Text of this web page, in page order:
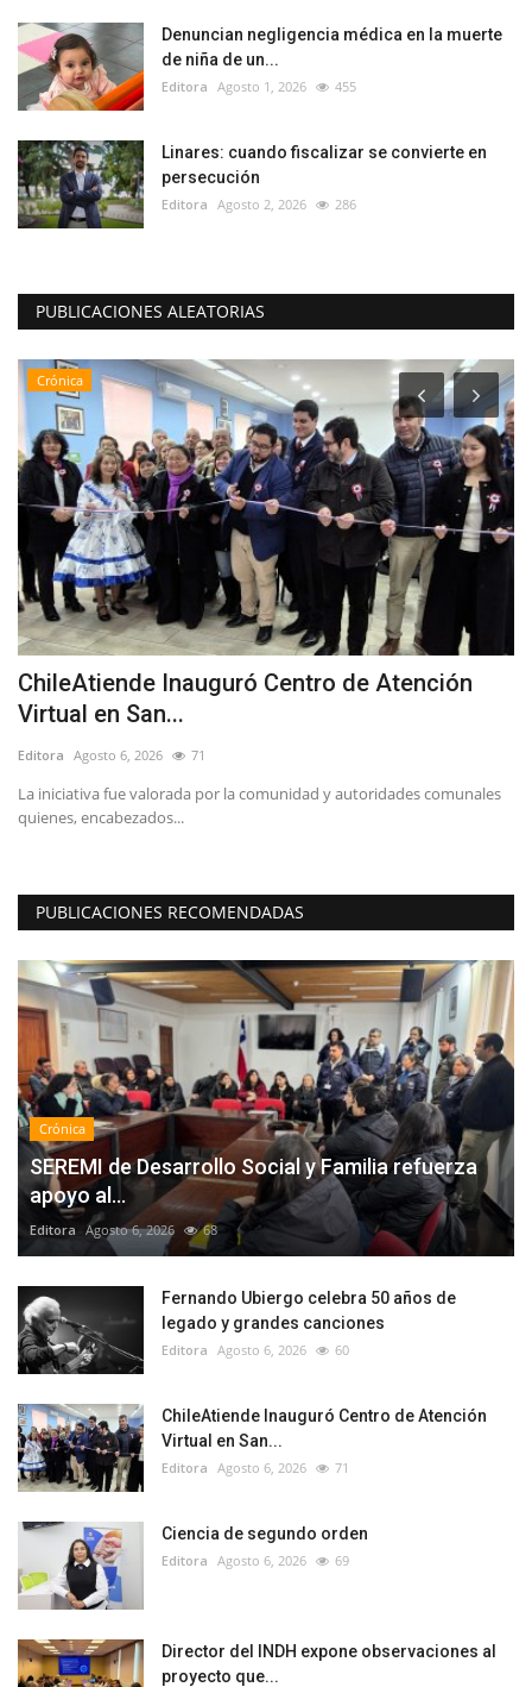
Denuncian negligencia médica en la muerte
de niña de un...
Editora Agosto 1, 2026 455
Linares: cuando fiscalizar se convierte en
persecución
Editora Agosto 2, 2026 286
PUBLICACIONES ALEATORIAS
Crónica
ChileAtiende Inauguró Centro de Atención
Virtual en San...
Editora Agosto 6, 2026 71
La iniciativa fue valorada por la comunidad y autoridades comunales
quienes, encabezados...
PUBLICACIONES RECOMENDADAS
Crónica
SEREMI de Desarrollo Social y Familia refuerza
apoyo al...
Editora Agosto 6, 2026 68
Fernando Ubiergo celebra 50 años de
legado y grandes canciones
Editora Agosto 6, 2026 60
ChileAtiende Inauguró Centro de Atención
Virtual en San...
Editora Agosto 6, 2026 71
Ciencia de segundo orden
Editora Agosto 6, 2026 69
Director del INDH expone observaciones al
proyecto que...